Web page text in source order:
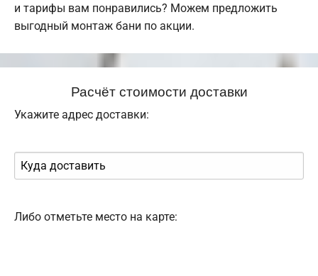
и тарифы вам понравились? Можем предложить
выгодный монтаж бани по акции.
Расчёт стоимости доставки
Укажите адрес доставки:
Либо отметьте место на карте: